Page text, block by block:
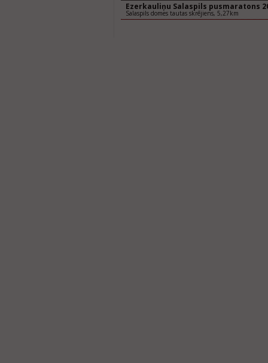
Ezerkauliņu Salaspils pusmaratons
Salaspils domes tautas skrējiens, 5,27km